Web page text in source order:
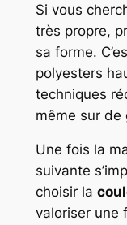
Si vous
très propre,
sa forme.
polyesters
techniques
même sur de
Une fois la
suivante
choisir la
valoriser une